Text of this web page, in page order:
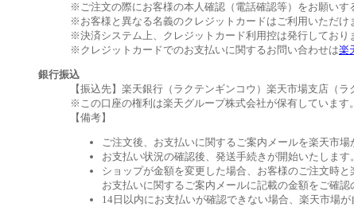
※ご注文の際にお客様の本人確認（電話確認等）をお願いす
※お客様と異なる名義のクレジットカードはご利用いただけ
※決済システム上、クレジットカード利用控は発行しており
※クレジットカードでのお支払いに関するお問い合わせは楽
銀行振込
【振込先】楽天銀行（ラクテンギンコウ）楽天市場支店（
※この口座の権利は楽天グループ株式会社が保有しています。
【備考】
ご注文後、お支払いに関するご案内メールを楽天市場
お支払い状況の確認後、発送手続きが開始いたします。
ショップが金額を変更した場合、お客様のご注文時
お支払いに関するご案内メールに記載の金額をご確認
14日以内にお支払いが確認できない場合、楽天市場